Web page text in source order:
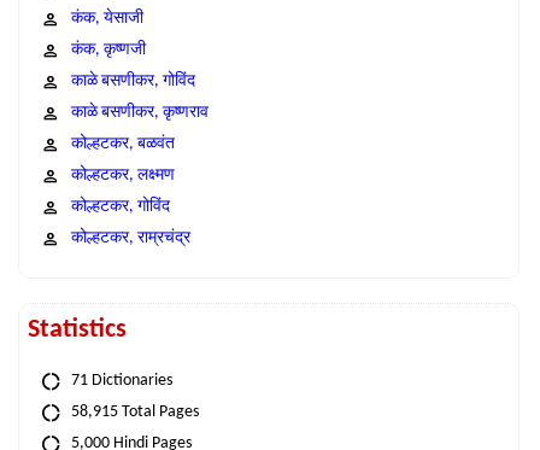
कंक, येसाजी
कंक, कृष्णजी
काळे बसणीकर, गोविंद
काळे बसणीकर, कृष्णराव
कोल्हटकर, बळवंत
कोल्हटकर, लक्ष्मण
कोल्हटकर, गोविंद
कोल्हटकर, राम्रचंद्र
Statistics
71 Dictionaries
58,915 Total Pages
5,000 Hindi Pages